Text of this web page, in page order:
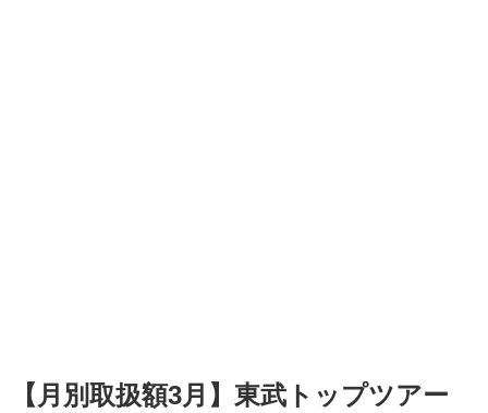
【月別取扱額3月】東武トップツアー